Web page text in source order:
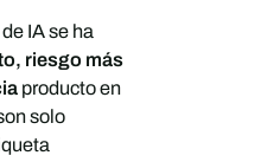
IA se ha
riesgo más
producto en
solo